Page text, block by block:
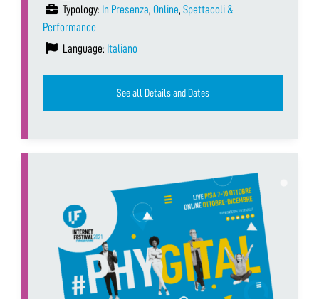
Typology: In Presenza, Online, Spettacoli &
Performance
Language: Italiano
See all Details and Dates